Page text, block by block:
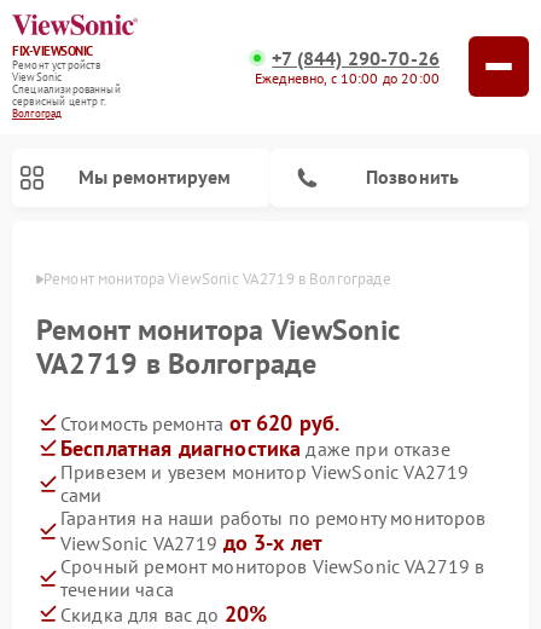
FIX-VIEWSONIC
Ремонт устройств
ViewSonic
Специализированный
cервисный центр г.
Волгоград
+7 (844) 290-70-26
Ежедневно, с 10:00 до 20:00
Мы ремонтируем Позвонить
Ремонт монитора ViewSonic VA2719 в Волгограде
Ремонт монитора ViewSonic
VA2719 в Волгограде
Стоимость ремонта от 620 руб.
Бесплатная диагностика даже при отказе
Привезем и увезем монитор ViewSonic VA2719
сами
Гарантия на наши работы по ремонту мониторов
ViewSonic VA2719 до 3-х лет
Срочный ремонт мониторов ViewSonic VA2719 в
течении часа
Скидка для вас до 20%